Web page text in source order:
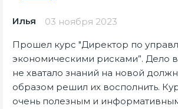
Илья 03 ноября 2023
Прошел курс "Директор по
экономическими рисками”. Дело
не хватало знаний на новой
образом решил их восполнить.
очень полезным и